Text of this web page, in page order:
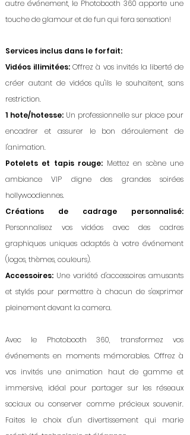
autre événement, le Photobooth 360 apporte une
touche de glamour et de fun qui fera sensation!
Services inclus dans le forfait:
Vidéos illimitées: Offrez à vos invités la liberté de
créer autant de vidéos qu'ils le souhaitent, sans
restriction.
1 hote/hotesse: Un professionnelle sur place pour
encadrer et assurer le bon déroulement de
l'animation.
Potelets et tapis rouge: Mettez en scène une
ambiance VIP digne des grandes soirées
hollywoodiennes.
Créations de cadrage personnalisé:
Personnalisez vos vidéos avec des cadres
graphiques uniques adaptés à votre événement
(logos, thèmes, couleurs).
Accessoires: Une variété d'accessoires amusants
et stylés pour permettre à chacun de s'exprimer
pleinement devant la camera.
Avec le Photobooth 360, transformez vos
événements en moments mémorables. Offrez à
vos invités une animation haut de gamme et
immersive, idéal pour partager sur les réseaux
sociaux ou conserver comme précieux souvenir.
Faites le choix d'un divertissement qui marie